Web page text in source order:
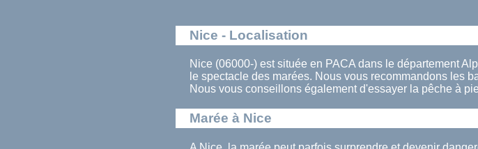
Nice - Localisation
Nice (06000-) est située en PACA dans le département
le spectacle des marées. Nous vous recommandons les
Nous vous conseillons également d'essayer la pêche à
Marée à Nice